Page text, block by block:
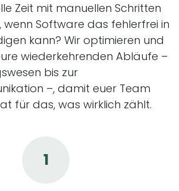
Zeit mit manuellen Schritten
wenn Software das fehlerfrei in
kann? Wir optimieren und
wiederkehrenden Abläufe –
bis zur
–, damit euer Team
für das, was wirklich zählt.
1